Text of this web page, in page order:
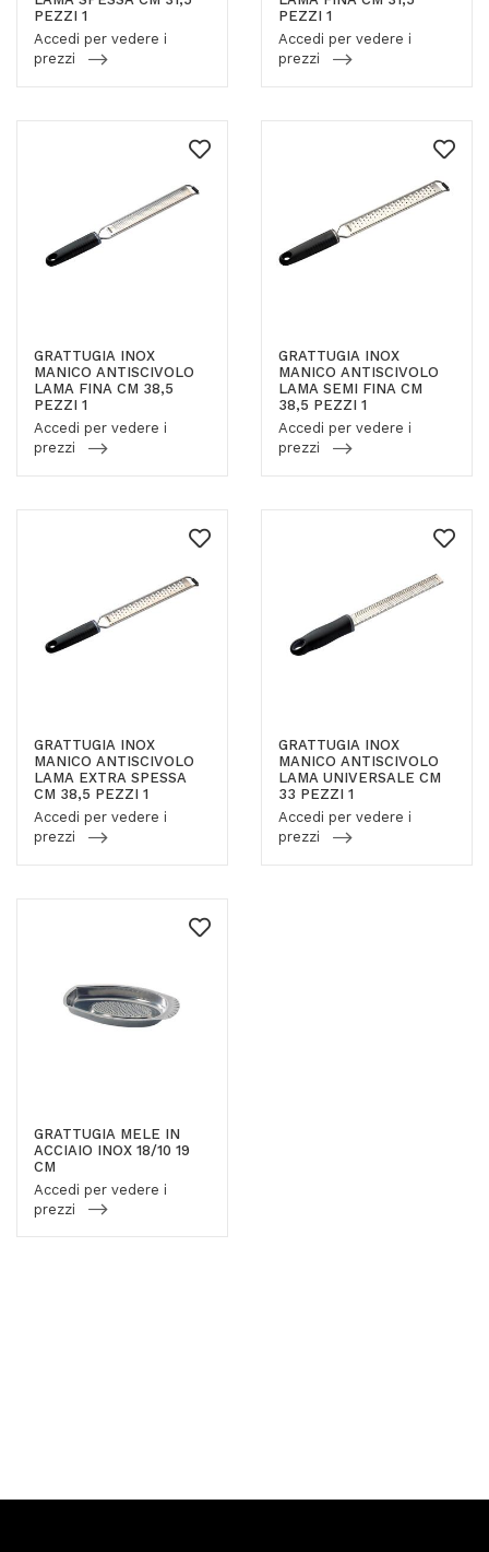
PEZZI 1
Accedi per vedere i
prezzi
PEZZI 1
Accedi per vedere i
prezzi
GRATTUGIA INOX
MANICO ANTISCIVOLO
LAMA FINA CM 38,5
PEZZI 1
Accedi per vedere i
prezzi
GRATTUGIA INOX
MANICO ANTISCIVOLO
LAMA SEMI FINA CM
38,5 PEZZI 1
Accedi per vedere i
prezzi
GRATTUGIA INOX
MANICO ANTISCIVOLO
LAMA EXTRA SPESSA
CM 38,5 PEZZI 1
Accedi per vedere i
prezzi
GRATTUGIA INOX
MANICO ANTISCIVOLO
LAMA UNIVERSALE CM
33 PEZZI 1
Accedi per vedere i
prezzi
GRATTUGIA MELE IN
ACCIAIO INOX 18/10 19
CM
Accedi per vedere i
prezzi